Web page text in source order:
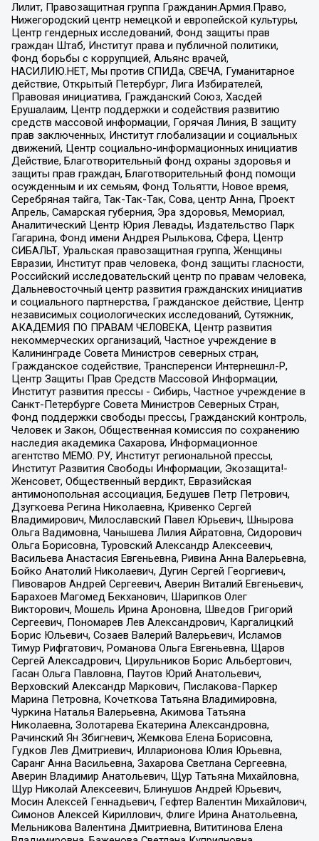
Лилит, Правозащитная группа Гражданин.Армия.Право,
Нижегородский центр немецкой и европейской культуры,
Центр гендерных исследований, Фонд защиты прав
граждан Штаб, Институт права и публичной политики,
Фонд борьбы с коррупцией, Альянс врачей,
НАСИЛИЮ.НЕТ, Мы против СПИДа, СВЕЧА, Гуманитарное
действие, Открытый Петербург, Лига Избирателей,
Правовая инициатива, Гражданский Союз, Хасдей
Ерушалаим, Центр поддержки и содействия развитию
средств массовой информации, Горячая Линия, В защиту
прав заключенных, Институт глобализации и социальных
движений, Центр социально-информационных инициатив
Действие, Благотворительный фонд охраны здоровья и
защиты прав граждан, Благотворительный фонд помощи
осужденным и их семьям, Фонд Тольятти, Новое время,
Серебряная тайга, Так-Так-Так, Сова, центр Анна, Проект
Апрель, Самарская губерния, Эра здоровья, Мемориал,
Аналитический Центр Юрия Левады, Издательство Парк
Гагарина, Фонд имени Андрея Рылькова, Сфера, Центр
СИБАЛЬТ, Уральская правозащитная группа, Женщины
Евразии, Институт прав человека, Фонд защиты гласности,
Российский исследовательский центр по правам человека,
Дальневосточный центр развития гражданских инициатив
и социального партнерства, Гражданское действие, Центр
независимых социологических исследований, Сутяжник,
АКАДЕМИЯ ПО ПРАВАМ ЧЕЛОВЕКА, Центр развития
некоммерческих организаций, Частное учреждение в
Калининграде Совета Министров северных стран,
Гражданское содействие, Трансперенси Интернешнл-Р,
Центр Защиты Прав Средств Массовой Информации,
Институт развития прессы - Сибирь, Частное учреждение в
Санкт-Петербурге Совета Министров Северных Стран,
Фонд поддержки свободы прессы, Гражданский контроль,
Человек и Закон, Общественная комиссия по сохранению
наследия академика Сахарова, Информационное
агентство МЕМО. РУ, Институт региональной прессы,
Институт Развития Свободы Информации, Экозащита!-
Женсовет, Общественный вердикт, Евразийская
антимонопольная ассоциация, Бедушев Петр Петрович,
Дзугкоева Регина Николаевна, Кривенко Сергей
Владимирович, Милославский Павел Юрьевич, Шнырова
Ольга Вадимовна, Чанышева Лилия Айратовна, Сидорович
Ольга Борисовна, Туровский Александр Алексеевич,
Васильева Анастасия Евгеньевна, Ривина Анна Валерьевна,
Бойко Анатолий Николаевич, Дугин Сергей Георгиевич,
Пивоваров Андрей Сергеевич, Аверин Виталий Евгеньевич,
Барахоев Магомед Бекханович, Шарипков Олег
Викторович, Мошель Ирина Ароновна, Шведов Григорий
Сергеевич, Пономарев Лев Александрович, Каргалицкий
Борис Юльевич, Созаев Валерий Валерьевич, Исламов
Тимур Рифгатович, Романова Ольга Евгеньевна, Щаров
Сергей Алексадрович, Цирульников Борис Альбертович,
Гасан Ольга Павловна, Паутов Юрий Анатольевич,
Верховский Александр Маркович, Пислакова-Паркер
Марина Петровна, Кочеткова Татьяна Владимировна,
Чуркина Наталья Валерьевна, Акимова Татьяна
Николаевна, Золотарева Екатерина Александровна,
Рачинский Ян Збигневич, Жемкова Елена Борисовна,
Гудков Лев Дмитриевич, Илларионова Юлия Юрьевна,
Саранг Анна Васильевна, Захарова Светлана Сергеевна,
Аверин Владимир Анатольевич, Щур Татьяна Михайловна,
Щур Николай Алексеевич, Блинушов Андрей Юрьевич,
Мосин Алексей Геннадьевич, Гефтер Валентин Михайлович,
Симонов Алексей Кириллович, Флиге Ирина Анатольевна,
Мельникова Валентина Дмитриевна, Вититинова Елена